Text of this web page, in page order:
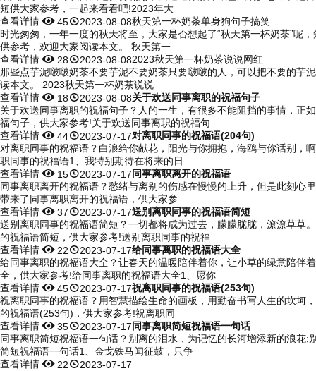
短供大家参考，一起来看看吧!2023年大
查看详情452023-08-08秋天第一杯奶茶单身狗句子搞笑
时光匆匆，一年一度的秋天将至，大家是否想起了“秋天第一杯奶茶”呢
供参考，欢迎大家阅读本文。 秋天第一
查看详情 282023-08-082023秋天第一杯奶茶说说网红
那些点芋泥啵啵奶茶不要芋泥不要奶茶只要啵啵的人，可以把不要的芋
读本文。 2023秋天第一杯奶茶说说
查看详情 182023-08-08关于欢送同事离职的祝福句子
关于欢送同事离职的祝福句子？人的一生，有很多不能阻挡的事情，正
福句子，供大家参考!关于欢送同事离职的祝福句
查看详情442023-07-17对离职同事的祝福语(204句)
对离职同事的祝福语？白浪给你献花，阳光与你拥抱，海鸥与你话别
职同事的祝福语1、我特别期待在将来的日
查看详情 152023-07-17同事离职离开的祝福语
同事离职离开的祝福语？愁绪与离别的伤感在慢慢的上升，但是此刻心
带来了同事离职离开的祝福语，供大家参
查看详情372023-07-17送别离职同事的祝福语简短
送别离职同事的祝福语简短？一切都将成为过去，朦朦胧胧，潦潦草草
的祝福语简短，供大家参考!送别离职同事的祝福
查看详情 222023-07-17给同事离职的祝福语大全
给同事离职的祝福语大全？让春天的温暖陪伴着你，让小草的绿意陪伴
全，供大家参考!给同事离职的祝福语大全1、愿你
查看详情452023-07-17祝离职同事的祝福语(253句)
祝离职同事的祝福语？用智慧描绘生命的画板，用勤奋书写人生的坎坷
的祝福语(253句)，供大家参考!祝离职同
查看详情352023-07-17同事离职简短祝福语一句话
同事离职简短祝福语一句话？别离的泪水，为记忆的长河增添新的浪花
简短祝福语一句话1、金戈铁马闻征鼓，只争
查看详情 222023-07-17